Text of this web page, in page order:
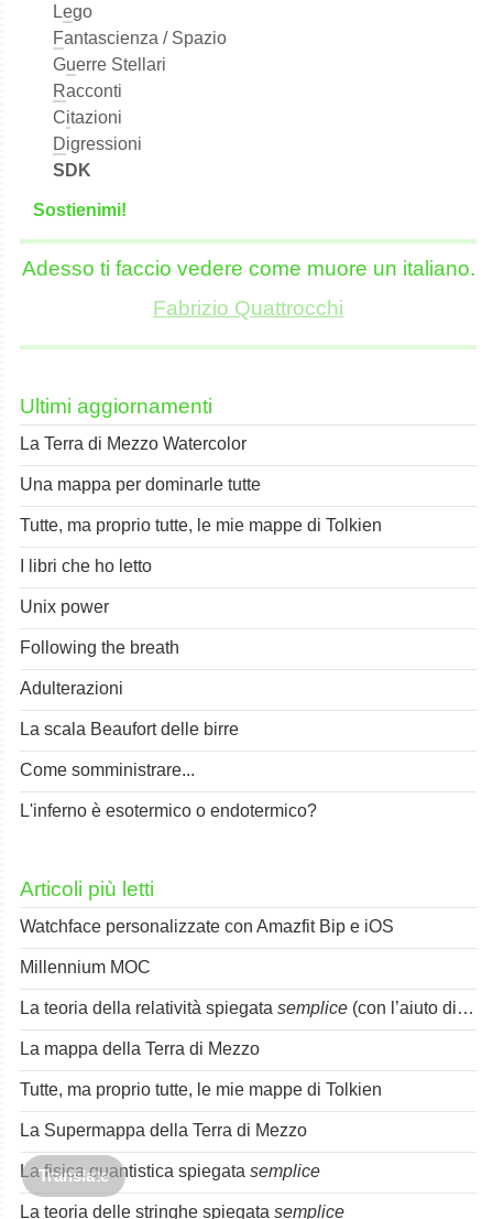
Lego
Fantascienza / Spazio
Guerre Stellari
Racconti
Citazioni
Digressioni
SDK
Sostienimi!
Adesso ti faccio vedere come muore un italiano.
Fabrizio Quattrocchi
Ultimi aggiornamenti
La Terra di Mezzo Watercolor
Una mappa per dominarle tutte
Tutte, ma proprio tutte, le mie mappe di Tolkien
I libri che ho letto
Unix power
Following the breath
Adulterazioni
La scala Beaufort delle birre
Come somministrare...
L'inferno è esotermico o endotermico?
Articoli più letti
Watchface personalizzate con Amazfit Bip e iOS
Millennium MOC
La teoria della relatività spiegata semplice (con l’aiuto di Spok)
La mappa della Terra di Mezzo
Tutte, ma proprio tutte, le mie mappe di Tolkien
La Supermappa della Terra di Mezzo
La fisica quantistica spiegata semplice
La teoria delle stringhe spiegata semplice
Translate